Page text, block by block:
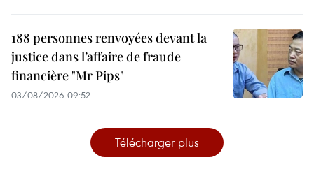
188 personnes renvoyées devant la
justice dans l’affaire de fraude
financière "Mr Pips"
03/08/2026 09:52
Télécharger plus